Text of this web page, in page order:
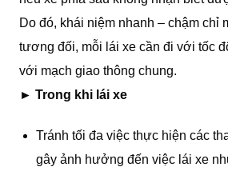
Do đó, khái niệm nhanh – chậm chỉ
tương đối, mỗi lái xe cần đi với tốc
với mạch giao thông chung.
► Trong khi lái xe
Tránh tối đa việc thực hiện các
gây ảnh hưởng đến việc lái xe